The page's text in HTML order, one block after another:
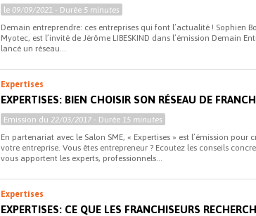
le 09/09/2021 - Durée 5 minutes
Demain entreprendre: ces entreprises qui font l’actualité ! Sophien
Myotec, est l’invité de Jérôme LIBESKIND dans l’émission Demain
lancé un réseau...
Expertises
EXPERTISES: BIEN CHOISIR SON RÉSEAU DE
Emission du22/03/2017 - Durée15 minutes
En partenariat avec le Salon SME, « Expertises » est l’émission pour
votre entreprise. Vous êtes entrepreneur ? Ecoutez les conseils
vous apportent les experts, professionnels...
Expertises
EXPERTISES: CE QUE LES FRANCHISEURS